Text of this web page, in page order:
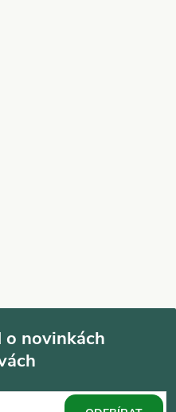
o novinkách